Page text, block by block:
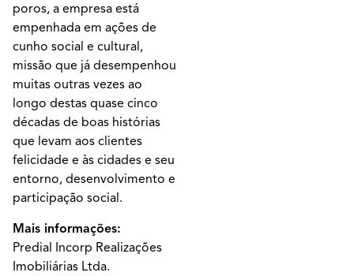
poros, a empresa está
empenhada em ações de
cunho social e cultural,
missão que já desempenhou
muitas outras vezes ao
longo destas quase cinco
décadas de boas histórias
que levam aos clientes
felicidade e às cidades e seu
entorno, desenvolvimento e
participação social.
Mais informações:
Predial Incorp Realizações
Imobiliárias Ltda.